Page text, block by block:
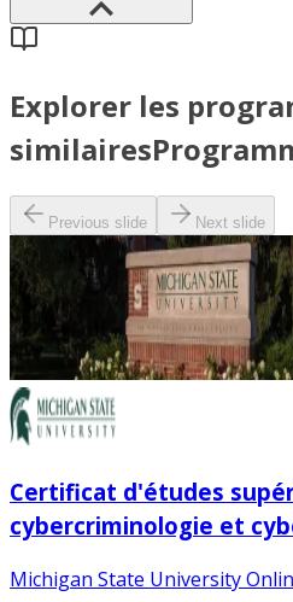
Explorer les
similaires
Previous slide Next slide
Certificat d'études
cybercriminologie et
Michigan State University